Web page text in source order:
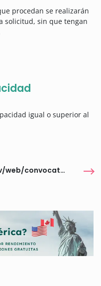
procedan se realizarán
solicitud, sin que tengan
igual o superior al
https://secretaria.uvigo.gal/uv/web/convocatoria/public/show/931